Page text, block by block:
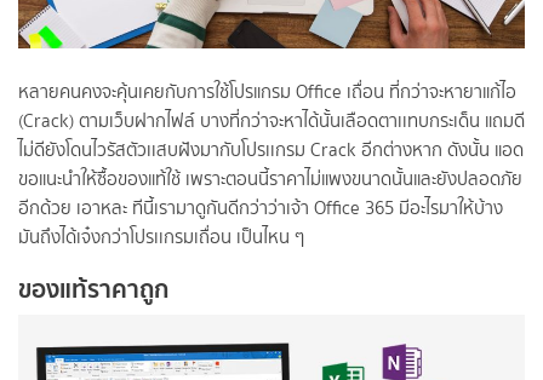
หลายคนคงจะคุ้นเคยกับการใช้โปรแกรม Office เถื่อน ที่กว่าจะหายาแก้ไอ
(Crack) ตามเว็บฝากไฟล์ บางที่กว่าจะหาได้นั้นเลือดตาเเทบกระเด็น แถมดี
ไม่ดียังโดนไวรัสตัวเเสบฝังมากับโปรเเกรม Crack อีกต่างหาก ดังนั้น แอด
ขอแนะนำให้ซื้อของแท้ใช้ เพราะตอนนี้ราคาไม่แพงขนาดนั้นและยังปลอดภัย
อีกด้วย เอาหละ ทีนี้เรามาดูกันดีกว่าว่าเจ้า Office 365 มีอะไรมาให้บ้าง
มันถึงได้เจ๋งกว่าโปรเเกรมเถื่อน เป็นไหน ๆ
ของแท้ราคาถูก